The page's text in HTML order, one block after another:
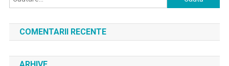
după:
COMENTARII RECENTE